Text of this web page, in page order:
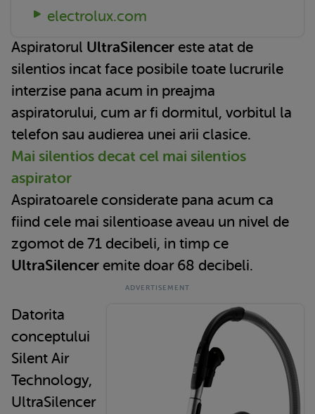
electrolux.com
Aspiratorul UltraSilencer este atat de
silentios incat face posibile toate lucrurile
interzise pana acum in preajma
aspiratorului, cum ar fi dormitul, vorbitul la
telefon sau audierea unei arii clasice.
Mai silentios decat cel mai silentios
aspirator
Aspiratoarele considerate pana acum ca
fiind cele mai silentioase aveau un nivel de
zgomot de 71 decibeli, in timp ce
UltraSilencer emite doar 68 decibeli.
Datorita
conceptului
Silent Air
Technology,
UltraSilencer